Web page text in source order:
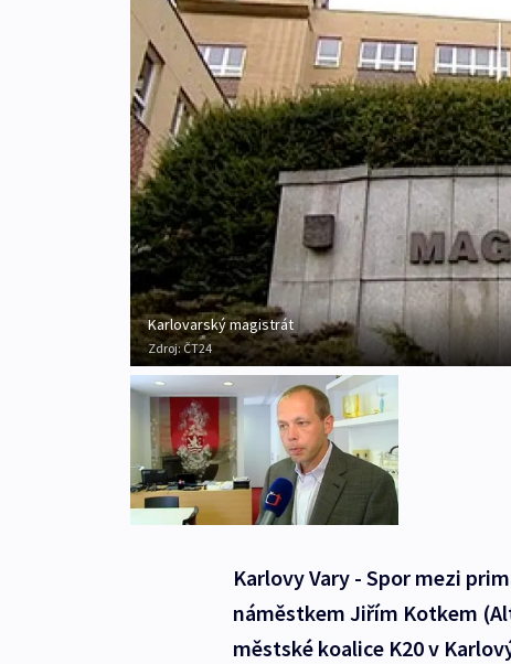
Karlovarský magistrát
Zdroj:ČT24
Karlovy Vary - Spor mezi
náměstkem Jiřím Kotkem
městské koalice K20 v